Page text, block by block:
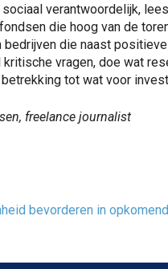
verantwoordelijk,
die hoog van de
bedrijven die naast
kritische vragen, doe wat
tot wat voor
freelance journalist
bevorderen in